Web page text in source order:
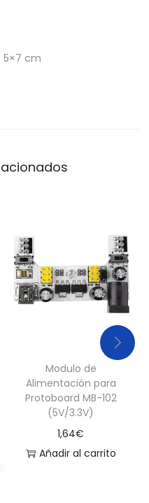
5×7 cm
Modulo de
Alimentación para
Protoboard MB-102
(5V/3.3V)
1,64€
Añadir al carrito